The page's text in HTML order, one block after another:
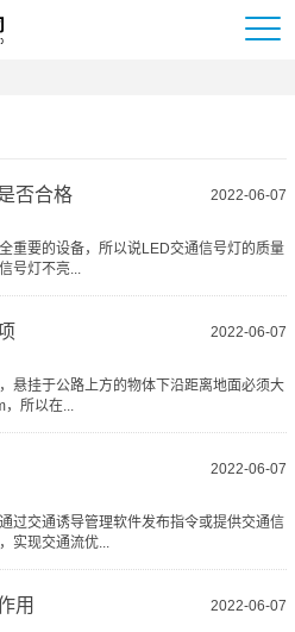
2022-06-07
否合格
重要的设备，所以说LED交通信号灯的质量
号灯不亮...
2022-06-07
悬挂于公路上方的物体下沿距离地面必须大
，所以在...
2022-06-07
过交通诱导管理软件发布指令或提供交通信
实现交通流优...
2022-06-07
用